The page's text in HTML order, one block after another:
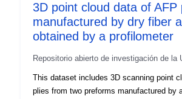
3D point cloud data of AFP
manufactured by dry fiber
obtained by a profilometer
Repositorio abierto de investigación de la
This dataset includes 3D scanning point
plies from two preforms manufactured by